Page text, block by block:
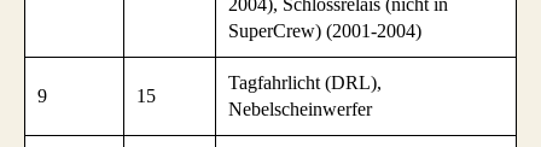
2004), Schlossrelais (nicht in
SuperCrew) (2001-2004)
9 15
Tagfahrlicht (DRL),
Nebelscheinwerfer